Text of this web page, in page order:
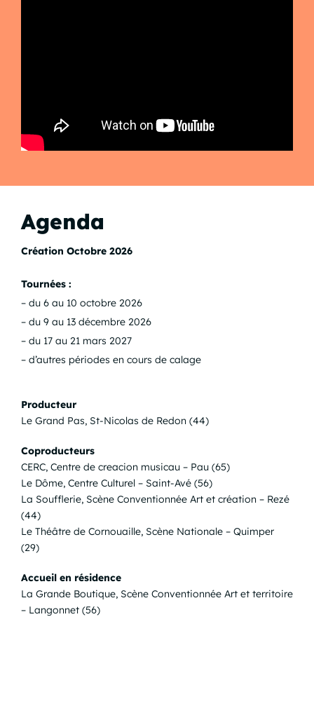
Agenda
Création Octobre 2026
Tournées :
– du 6 au 10 octobre 2026
– du 9 au 13 décembre 2026
– du 17 au 21 mars 2027
– d’autres périodes en cours de calage
Producteur
Le Grand Pas, St-Nicolas de Redon (44)
Coproducteurs
CERC, Centre de creacion musicau – Pau (65)
Le Dôme, Centre Culturel – Saint-Avé (56)
La Soufflerie, Scène Conventionnée Art et création – Rezé
(44)
Le Théâtre de Cornouaille, Scène Nationale – Quimper
(29)
Accueil en résidence
La Grande Boutique, Scène Conventionnée Art et territoire
– Langonnet (56)